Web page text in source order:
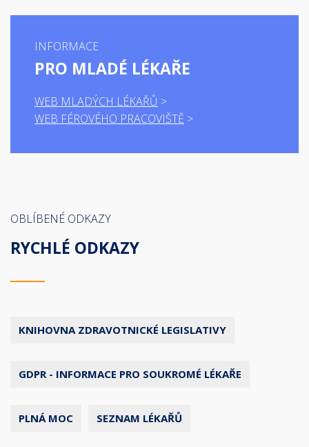
INFORMACE
PRO MLADÉ LÉKAŘE
WEB MLADÝCH LÉKAŘŮ
WEB FÉROVÉHO PRACOVIŠTĚ
OBLÍBENÉ ODKAZY
RYCHLÉ ODKAZY
KNIHOVNA ZDRAVOTNICKÉ LEGISLATIVY
GDPR - INFORMACE PRO SOUKROMÉ LÉKAŘE
PLNÁ MOC SEZNAM LÉKAŘŮ